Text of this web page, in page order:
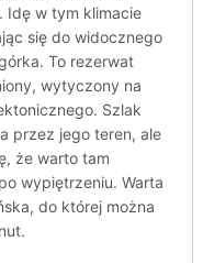
Idę w tym klimacie
się do widocznego
To rezerwat
wytyczony na
Szlak
przez jego teren, ale
że warto tam
wypiętrzeniu. Warta
do której można